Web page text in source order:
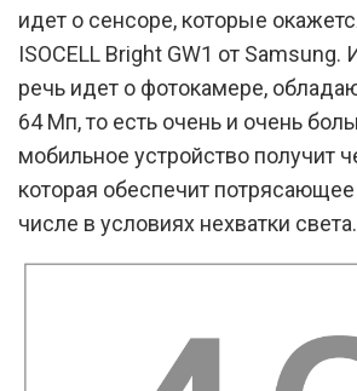
идет о сенсоре, которые
ISOCELL Bright GW1 от
речь идет о фотокамере,
64 Мп, то есть очень и очень
мобильное устройство получит
которая обеспечит
числе в условиях нехватки света.